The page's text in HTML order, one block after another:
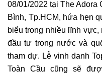
08/01/2022 tại The Adora
Bình, Tp.HCM, hứa hẹn
biểu trong nhiều lĩnh vực,
đầu tư trong nước và
tham dự. Lễ vinh danh
Toàn Cầu cũng sẽ